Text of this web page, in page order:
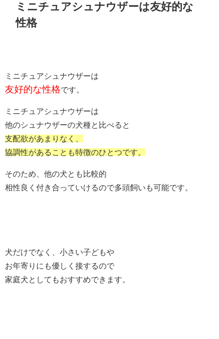
ミニチュアシュナウザーは友好的な
性格
ミニチュアシュナウザーは
友好的な性格です。
ミニチュアシュナウザーは
他のシュナウザーの犬種と比べると
支配欲があまりなく、
協調性があることも特徴のひとつです。
そのため、他の犬とも比較的
相性良く付き合っていけるので多頭飼いも可能です。
犬だけでなく、小さい子どもや
お年寄りにも優しく接するので
家庭犬としてもおすすめできます。